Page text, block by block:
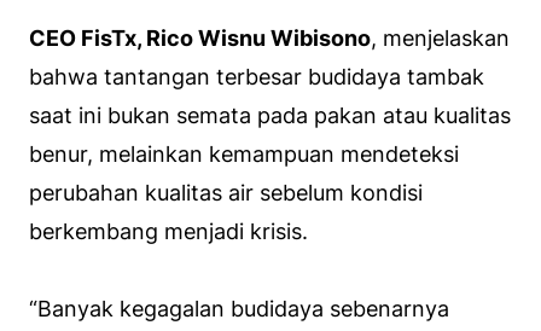
CEO FisTx, Rico Wisnu Wibisono, menjelaskan
bahwa tantangan terbesar budidaya tambak
saat ini bukan semata pada pakan atau kualitas
benur, melainkan kemampuan mendeteksi
perubahan kualitas air sebelum kondisi
berkembang menjadi krisis.
“Banyak kegagalan budidaya sebenarnya